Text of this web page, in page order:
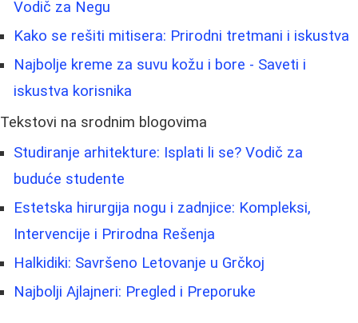
Vodič za Negu
Kako se rešiti mitisera: Prirodni tretmani i iskustva
Najbolje kreme za suvu kožu i bore - Saveti i
iskustva korisnika
Tekstovi na srodnim blogovima
Studiranje arhitekture: Isplati li se? Vodič za
buduće studente
Estetska hirurgija nogu i zadnjice: Kompleksi,
Intervencije i Prirodna Rešenja
Halkidiki: Savršeno Letovanje u Grčkoj
Najbolji Ajlajneri: Pregled i Preporuke